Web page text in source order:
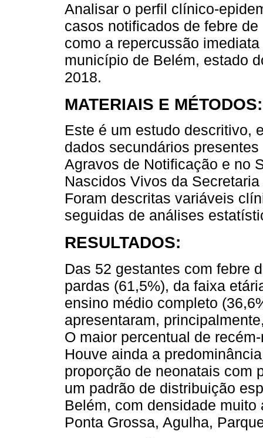
Analisar o perfil clínico-
casos notificados de febre
como a repercussão
município de Belém, estado
2018.
MATERIAIS E MÉTODOS:
Este é um estudo descritivo,
dados secundários
Agravos de Notificação e no
Nascidos Vivos da
Foram descritas variáveis
seguidas de análises
RESULTADOS:
Das 52 gestantes com febre
pardas (61,5%), da faixa
ensino médio completo
apresentaram,
O maior percentual de
Houve ainda a
proporção de neonatais com
um padrão de distribuição
Belém, com densidade
Ponta Grossa, Agulha,